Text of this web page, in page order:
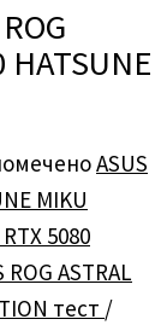
HATSUNE
ASUS
MIKU
5080
ROG ASTRAL
тест /